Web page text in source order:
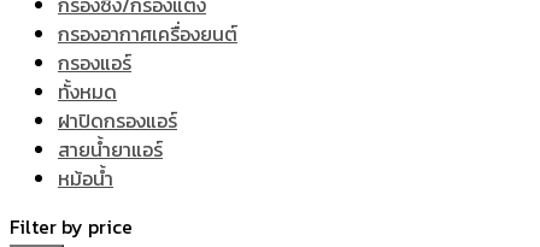
กรองอากาศเครื่องยนต์
กรองแอร์
ทั้งหมด
ฝาปิดกรองแอร์
สายน้ำยาแอร์
หม้อน้ำ
Filter by price